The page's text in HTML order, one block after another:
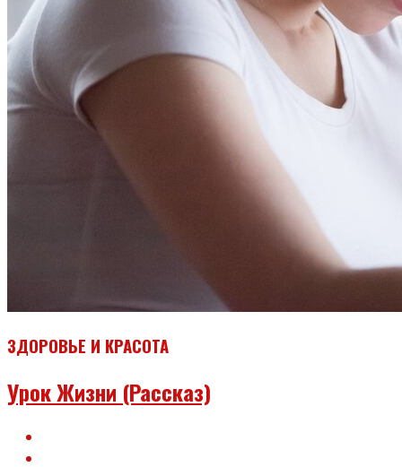
ЗДОРОВЬЕ И КРАСОТА
Урок Жизни (рассказ)